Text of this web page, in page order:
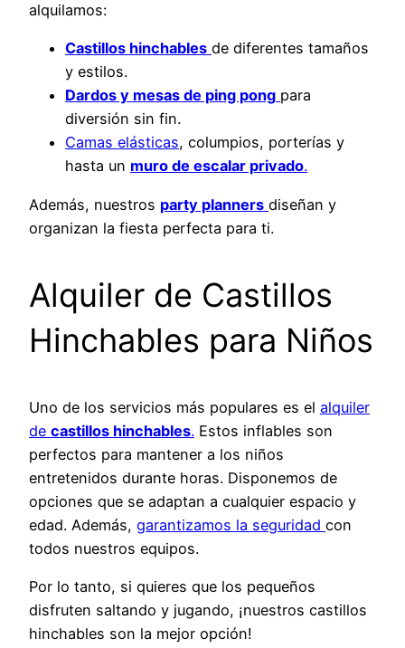
alquilamos:
Castillos hinchables de diferentes tamaños
y estilos.
Dardos y mesas de ping pong para
diversión sin fin.
Camas elásticas, columpios, porterías y
hasta un muro de escalar privado.
Además, nuestros party planners diseñan y
organizan la fiesta perfecta para ti.
Alquiler de Castillos
Hinchables para Niños
Uno de los servicios más populares es el alquiler
de castillos hinchables. Estos inflables son
perfectos para mantener a los niños
entretenidos durante horas. Disponemos de
opciones que se adaptan a cualquier espacio y
edad. Además, garantizamos la seguridad con
todos nuestros equipos.
Por lo tanto, si quieres que los pequeños
disfruten saltando y jugando, ¡nuestros castillos
hinchables son la mejor opción!